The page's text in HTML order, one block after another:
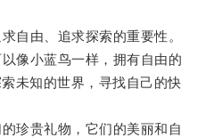
由、追求探索的重要性。
小蓝鸟一样，拥有自由的
未知的世界，寻找自己的快
贵礼物，它们的美丽和自